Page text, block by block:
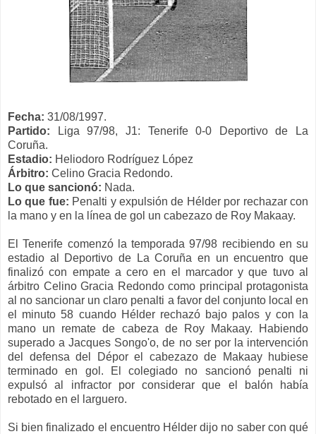
Fecha: 31/08/1997.
Partido: Liga 97/98, J1: Tenerife 0-0 Deportivo de La
Coruña.
Estadio: Heliodoro Rodríguez López
Árbitro: Celino Gracia Redondo.
Lo que sancionó: Nada.
Lo que fue: Penalti y expulsión de Hélder por rechazar con
la mano y en la línea de gol un cabezazo de Roy Makaay.
El Tenerife comenzó la temporada 97/98 recibiendo en su
estadio al Deportivo de La Coruña en un encuentro que
finalizó con empate a cero en el marcador y que tuvo al
árbitro Celino Gracia Redondo como principal protagonista
al no sancionar un claro penalti a favor del conjunto local en
el minuto 58 cuando Hélder rechazó bajo palos y con la
mano un remate de cabeza de Roy Makaay. Habiendo
superado a Jacques Songo'o, de no ser por la intervención
del defensa del Dépor el cabezazo de Makaay hubiese
terminado en gol. El colegiado no sancionó penalti ni
expulsó al infractor por considerar que el balón había
rebotado en el larguero.
Si bien finalizado el encuentro Hélder dijo no saber con qué